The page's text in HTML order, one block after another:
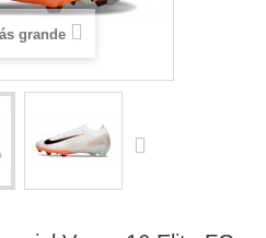
grande